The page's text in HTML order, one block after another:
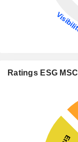
Ratings ESG MSCI